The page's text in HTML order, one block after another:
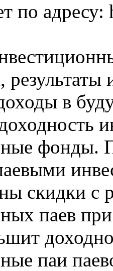
по
в
фонды.
скидки с
паев
паи